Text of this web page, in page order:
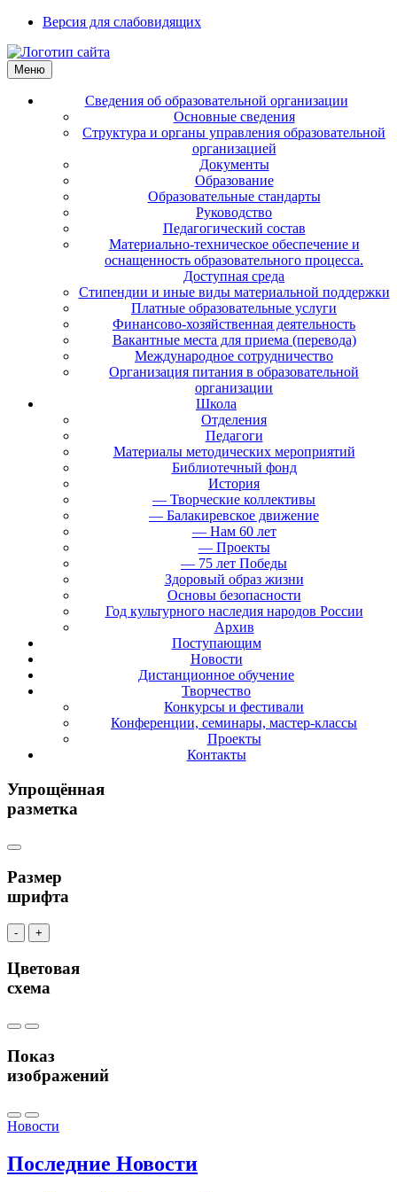
Версия для слабовидящих
Меню
Сведения об образовательной организации
Основные сведения
Структура и органы управления образовательной
организацией
Документы
Образование
Образовательные стандарты
Руководство
Педагогический состав
Материально-техническое обеспечение и
оснащенность образовательного процесса.
Доступная среда
Стипендии и иные виды материальной поддержки
Платные образовательные услуги
Финансово-хозяйственная деятельность
Вакантные места для приема (перевода)
Международное сотрудничество
Организация питания в образовательной
организации
Школа
Отделения
Педагоги
Материалы методических мероприятий
Библиотечный фонд
История
— Творческие коллективы
— Балакиревское движение
— Нам 60 лет
— Проекты
— 75 лет Победы
Здоровый образ жизни
Основы безопасности
Год культурного наследия народов России
Архив
Поступающим
Новости
Дистанционное обучение
Творчество
Конкурсы и фестивали
Конференции, семинары, мастер-классы
Проекты
Контакты
Упрощённая
разметка
Размер
шрифта
- +
Цветовая
схема
Показ
изображений
Новости
Последние Новости